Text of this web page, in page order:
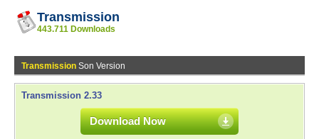
Transmission
443.711 Downloads
Transmission Son Version
Transmission 2.33
Download Now